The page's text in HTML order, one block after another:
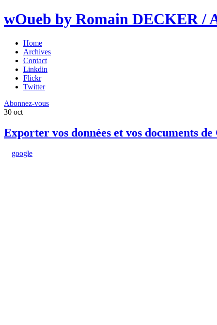
wOueb by Romain DECKER /
Home
Archives
Contact
Linkdin
Flickr
Twitter
Abonnez-vous
30 oct
Exporter vos données et vos documents
google